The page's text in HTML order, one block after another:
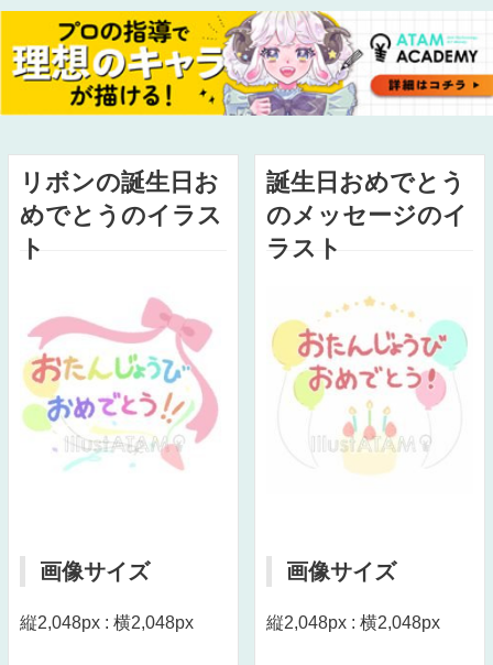
リボンの誕生日お
めでとうのイラス
ト
画像サイズ
縦2,048px : 横2,048px
誕生日おめでとう
のメッセージのイ
ラスト
画像サイズ
縦2,048px : 横2,048px